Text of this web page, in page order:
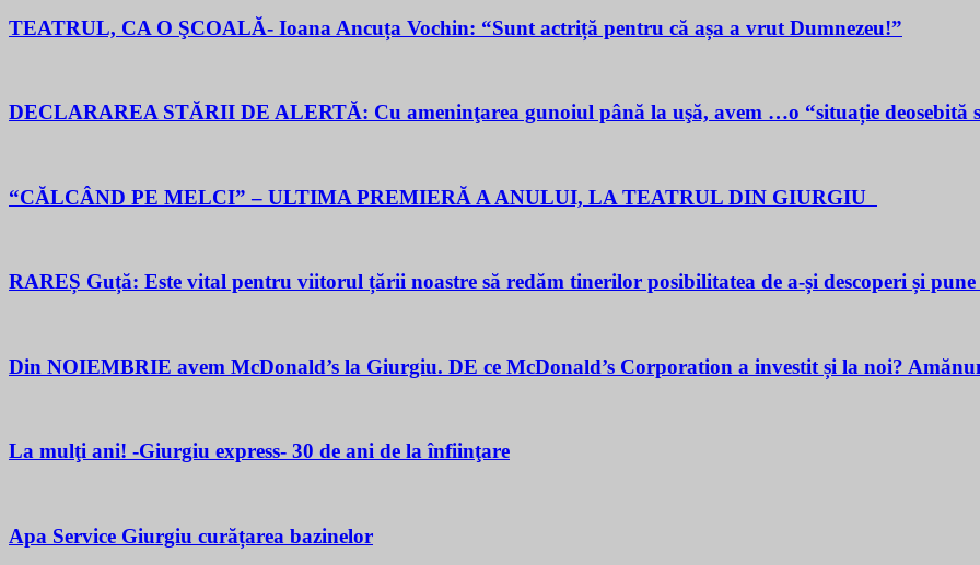
TEATRUL, CA O ŞCOALĂ- Ioana Ancuța Vochin: “Sunt actriță pentru că așa a vrut Dumnezeu!”
DECLARAREA STĂRII DE ALERTĂ: Cu ameninţarea gunoiul până la uşă, avem …o “situație deosebită
“CĂLCÂND PE MELCI” – ULTIMA PREMIERĂ A ANULUI, LA TEATRUL DIN GIURGIU
RAREȘ Guță: Este vital pentru viitorul țării noastre să redăm tinerilor posibilitatea de a-și descoperi și
Din NOIEMBRIE avem McDonald’s la Giurgiu. DE ce McDonald’s Corporation a investit și la noi?
La mulţi ani! -Giurgiu express- 30 de ani de la înfiinţare
Apa Service Giurgiu curățarea bazinelor